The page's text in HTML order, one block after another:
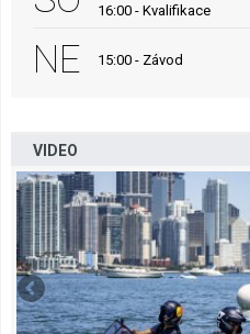
16:00 - Kvalifikace
NE 15:00 - Závod
VIDEO